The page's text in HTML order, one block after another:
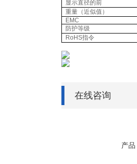
显示直径的前
重量（近似值）
EMC
防护等级
RoHS指令
在线咨询
产品